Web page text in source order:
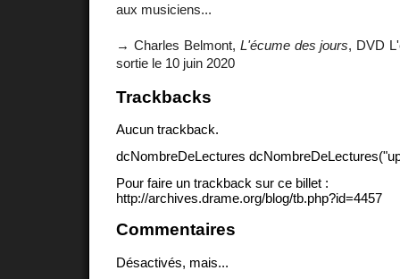
aux musiciens...
→ Charles Belmont, L'écume des jours, DVD
sortie le 10 juin 2020
Trackbacks
Aucun trackback.
dcNombreDeLectures
Pour faire un trackback sur ce billet :
http://archives.drame.org/blog/tb.php?id=4457
Commentaires
Désactivés, mais...